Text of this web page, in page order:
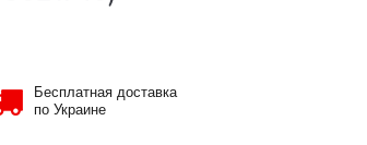
Бесплатная доставка
по Украине